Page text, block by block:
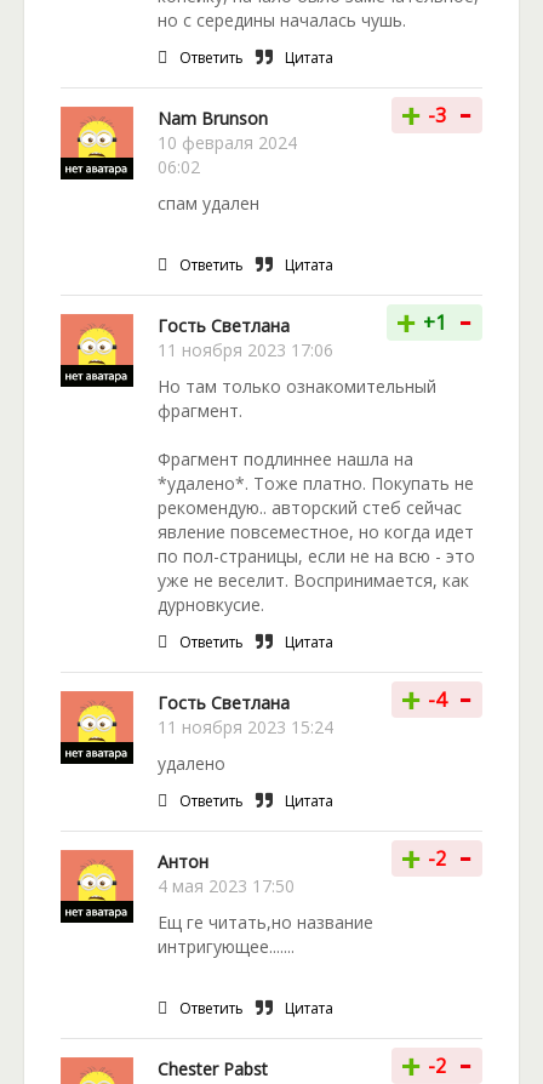
но с середины началась чушь.
Ответить Цитата
Nam Brunson
10 февраля 2024
06:02
+ -3 -
спам удален
Ответить Цитата
Гость Светлана
11 ноября 2023 17:06
+ +1 -
Но там только ознакомительный
фрагмент.
Фрагмент подлиннее нашла на
*удалено*. Тоже платно. Покупать не
рекомендую.. авторский стеб сейчас
явление повсеместное, но когда идет
по пол-страницы, если не на всю - это
уже не веселит. Воспринимается, как
дурновкусие.
Ответить Цитата
Гость Светлана
11 ноября 2023 15:24
+ -4 -
удалено
Ответить Цитата
Антон
4 мая 2023 17:50
+ -2 -
Ещ ге читать,но название
интригующее.......
Ответить Цитата
Chester Pabst
+ -2 -